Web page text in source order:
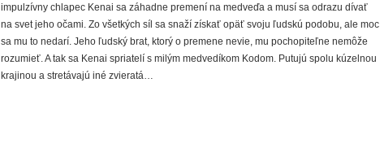
impulzívny chlapec Kenai sa záhadne premení na medveďa a musí sa odrazu dívať
na svet jeho očami. Zo všetkých síl sa snaží získať opäť svoju ľudskú podobu, ale moc
sa mu to nedarí. Jeho ľudský brat, ktorý o premene nevie, mu pochopiteľne nemôže
rozumieť. A tak sa Kenai spriatelí s milým medvedíkom Kodom. Putujú spolu kúzelnou
krajinou a stretávajú iné zvieratá…